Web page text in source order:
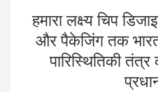
हमारा लक्ष्य चिप
और पैकेजिंग तक
पारिस्थितिकी तंत्र